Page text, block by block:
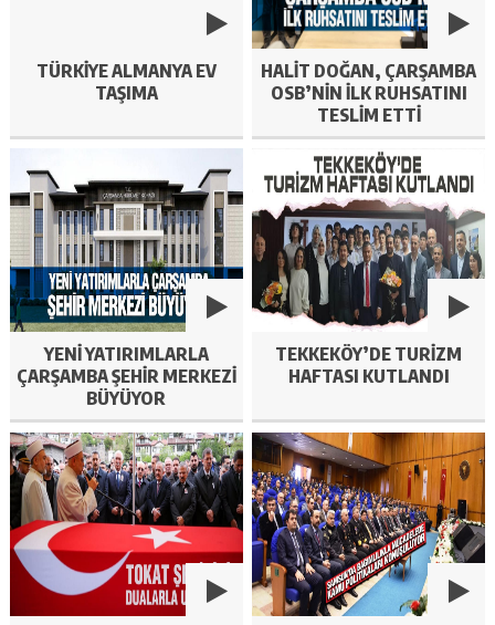
TÜRKIYE ALMANYA EV
TAŞIMA
HALIT DOĞAN, ÇARŞAMBA
OSB’NIN İLK RUHSATINI
TESLIM ETTI
YENI YATIRIMLARLA
ÇARŞAMBA ŞEHIR MERKEZI
BÜYÜYOR
TEKKEKÖY’DE TURIZM
HAFTASI KUTLANDI